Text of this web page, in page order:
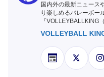
国内外の最新ニュース
り楽しめるバレーボー
『VOLLEYBALLKING
VOLLEYBALL